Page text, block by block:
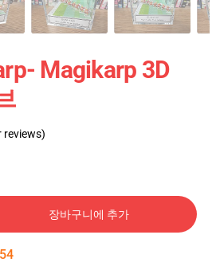
Magikarp 3D
reviews)
장바구니에 추가
54